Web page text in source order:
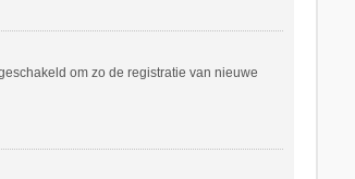
om zo de registratie van nieuwe